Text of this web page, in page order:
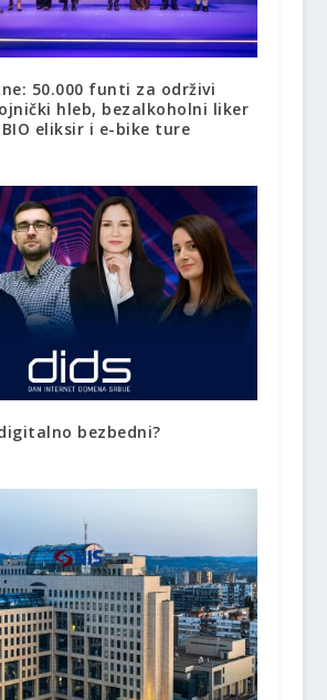
50.000 funti za održivi
hleb, bezalkoholni liker
eliksir i e-bike ture
bezbedni?